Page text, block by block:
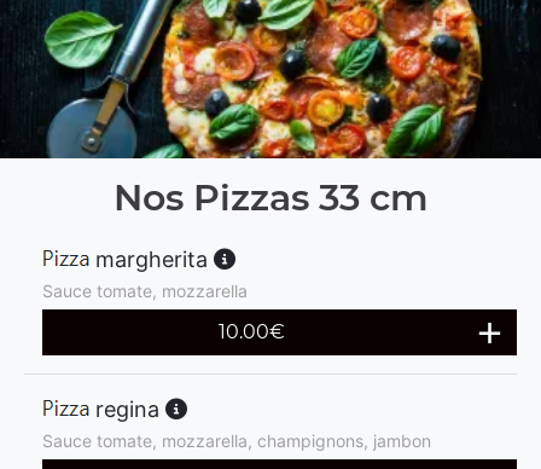
Nos Pizzas 33 cm
margherita
Sauce tomate, mozzarella
10.00€
regina
Sauce tomate, mozzarella, champignons, jambon